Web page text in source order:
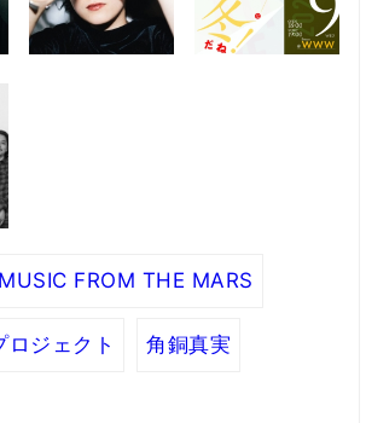
MUSIC FROM THE MARS
ロジェクト 角銅真実